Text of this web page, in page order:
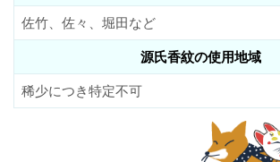
佐竹、佐々、堀田など
源氏香紋の使用地域
稀少につき特定不可